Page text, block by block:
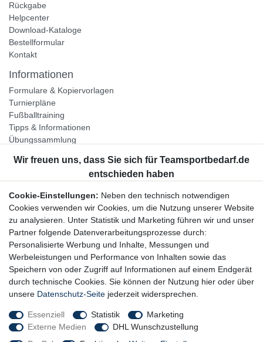
Rückgabe
Helpcenter
Download-Kataloge
Bestellformular
Kontakt
Informationen
Formulare & Kopiervorlagen
Turnierpläne
Fußballtraining
Tipps & Informationen
Übungssammlung
Unternehmen
Widerrufsrecht
Bestellung widerrufen
Datenschutzerklärung
AGB
Impressum
Newsletter
Newsletter-Anmeldung
Cookie-Einstellungen: Neben den technisch notwendigen
Cookies verwenden wir Cookies, um die Nutzung unserer Website
zu analysieren. Unter Statistik und Marketing führen wir und unser
Partner folgende Datenverarbeitungsprozesse durch:
Personalisierte Werbung und Inhalte, Messungen und
Werbeleistungen und Performance von Inhalten sowie das
Speichern von oder Zugriff auf Informationen auf einem Endgerät
durch technische Cookies. Sie können der Nutzung hier oder über
unsere Datenschutz-Seite jederzeit widersprechen.
Essenziell Statistik
Marketing
Externe Medien
DHL Wunschzustellung